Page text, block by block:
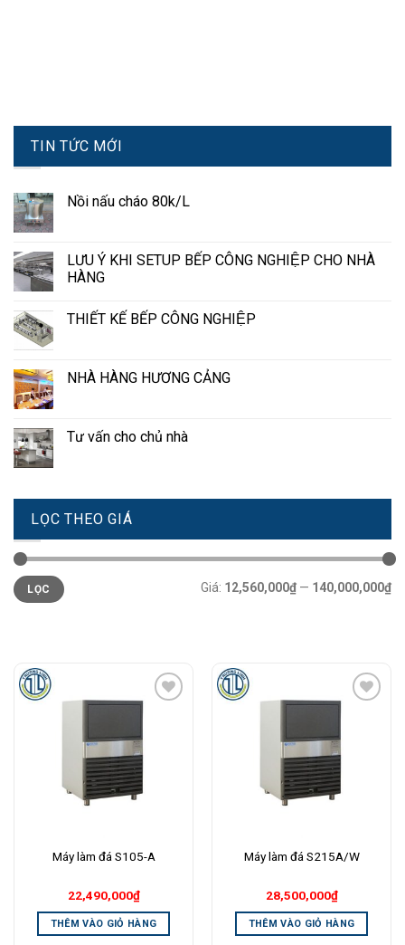
TIN TỨC MỚI
Nồi nấu cháo 80k/L
LƯU Ý KHI SETUP BẾP CÔNG NGHIỆP CHO NHÀ
HÀNG
THIẾT KẾ BẾP CÔNG NGHIỆP
NHÀ HÀNG HƯƠNG CẢNG
Tư vấn cho chủ nhà
LỌC THEO GIÁ
Giá
tối
thiểu
Giá
tối
đa
LỌC Giá: 12,560,000₫ — 140,000,000₫
Máy làm đá S105-A
22,490,000₫
THÊM VÀO GIỎ HÀNG
Máy làm đá S215A/W
28,500,000₫
THÊM VÀO GIỎ HÀNG